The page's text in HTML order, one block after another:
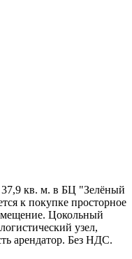
кв. м. в БЦ "Зелёный
к покупке просторное
Цокольный
узел,
арендатор. Без НДС.